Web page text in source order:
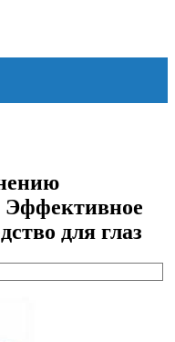
Эффективное
для глаз